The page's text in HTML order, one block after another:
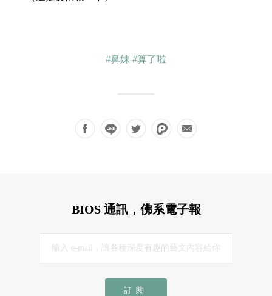
#鼻妹 #算了啦
BIOS 通訊，佛系電子報
訂閱